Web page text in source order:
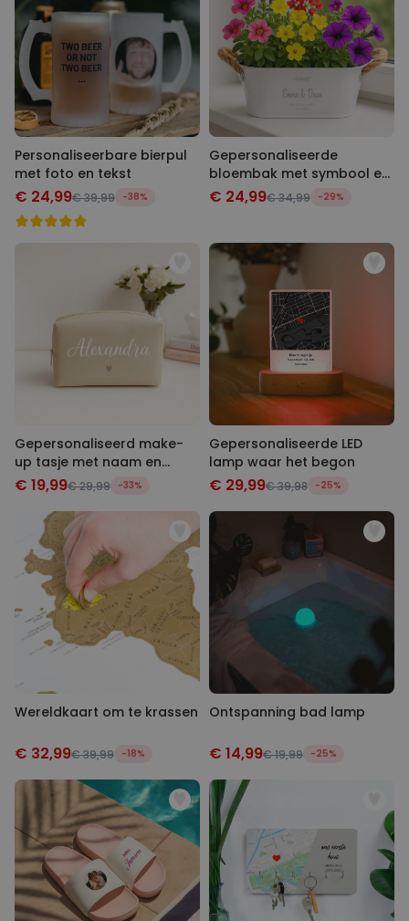
Personaliseerbare bierpul
met foto en tekst
€ 24,99€ 39,99 -38%
Gepersonaliseerde
bloembak met symbool en
tekst
€ 24,99€ 34,99 -29%
Gepersonaliseerd make-
up tasje met naam en
symbool
€ 19,99€ 29,99 -33%
Gepersonaliseerde LED
lamp waar het begon
€ 29,99€ 39,98 -25%
Wereldkaart om te krassen
€ 32,99€ 39,99 -18%
Ontspanning bad lamp
€ 14,99€ 19,99 -25%